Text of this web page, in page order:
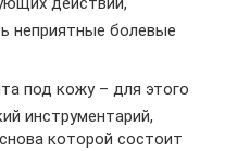
неприятные болевые
под кожу – для этого
инструментарий,
которой состоит